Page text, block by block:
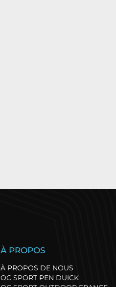
Le running se
Versoix :
pour la
de Run24 !
À PROPOS
À PROPOS DE NOUS
OC SPORT PEN DUICK